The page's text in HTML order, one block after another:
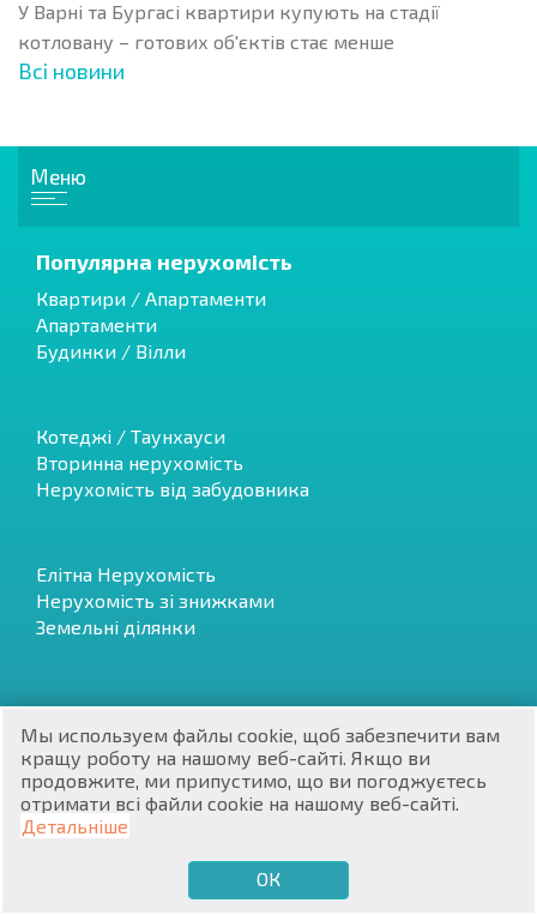
€
₽
₴
zł
PL
У Варні та Бургасі квартири купують на стадії
котловану – готових об'єктів стає менше
Всі новини
Меню
Популярна нерухомість
Квартири / Апартаменти
Апартаменти
Будинки / Вілли
Котеджі / Таунхауси
Вторинна нерухомість
Нерухомість від забудовника
Елітна Нерухомість
Нерухомість зі знижками
Земельні ділянки
Останні пропозицій
Терміновий розпродаж
Інвестиційні проєкти
Контакти
info@bolgarskiydom.com
Мы используем файлы cookie, щоб забезпечити вам
кращу роботу на нашому веб-сайті. Якщо ви
продовжите, ми припустимо, що ви погоджуєтесь
отримати всі файли cookie на нашому веб-сайті.
Детальніше
ОК